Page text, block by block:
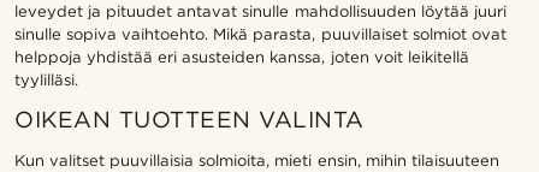
leveydet ja pituudet antavat sinulle mahdollisuuden löytää juuri
sinulle sopiva vaihtoehto. Mikä parasta, puuvillaiset solmiot ovat
helppoja yhdistää eri asusteiden kanssa, joten voit leikitellä
tyylilläsi.
OIKEAN TUOTTEEN VALINTA
Kun valitset puuvillaisia solmioita, mieti ensin, mihin tilaisuuteen